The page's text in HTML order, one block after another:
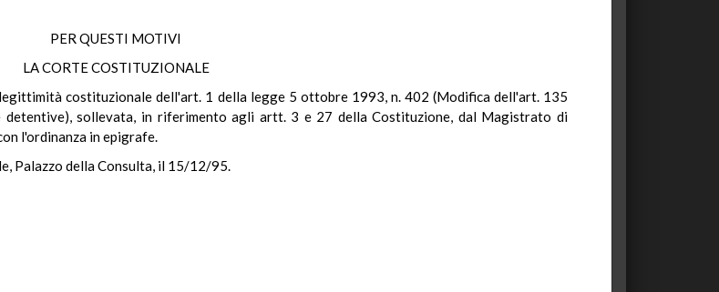
PER QUESTI MOTIVI
LA CORTE COSTITUZIONALE
costituzionale dell'art. 1 della legge 5 ottobre 1993, n. 402 (Modifica dell'art. 135
detentive), sollevata, in riferimento agli artt. 3 e 27 della Costituzione, dal Magistrato di
l'ordinanza in epigrafe.
Palazzo della Consulta, il 15/12/95.